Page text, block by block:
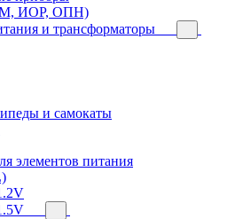
ИОР, ОПН)
и трансформаторы
и самокаты
элементов питания